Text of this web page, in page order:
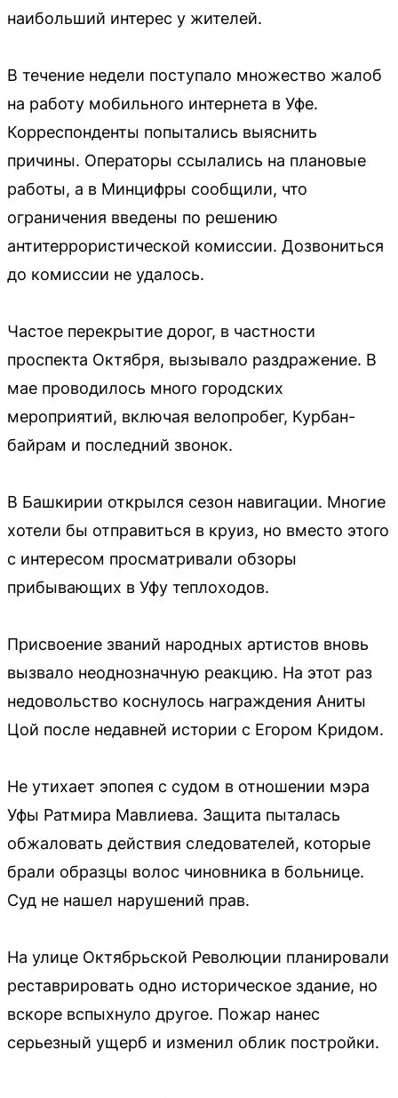
наибольший интерес у жителей.
В течение недели поступало множество жалоб
на работу мобильного интернета в Уфе.
Корреспонденты попытались выяснить
причины. Операторы ссылались на плановые
работы, а в Минцифры сообщили, что
ограничения введены по решению
антитеррористической комиссии. Дозвониться
до комиссии не удалось.
Частое перекрытие дорог, в частности
проспекта Октября, вызывало раздражение. В
мае проводилось много городских
мероприятий, включая велопробег, Курбан-
байрам и последний звонок.
В Башкирии открылся сезон навигации. Многие
хотели бы отправиться в круиз, но вместо этого
с интересом просматривали обзоры
прибывающих в Уфу теплоходов.
Присвоение званий народных артистов вновь
вызвало неоднозначную реакцию. На этот раз
недовольство коснулось награждения Аниты
Цой после недавней истории с Егором Кридом.
Не утихает эпопея с судом в отношении мэра
Уфы Ратмира Мавлиева. Защита пыталась
обжаловать действия следователей, которые
брали образцы волос чиновника в больнице.
Суд не нашел нарушений прав.
На улице Октябрьской Революции планировали
реставрировать одно историческое здание, но
вскоре вспыхнуло другое. Пожар нанес
серьезный ущерб и изменил облик постройки.